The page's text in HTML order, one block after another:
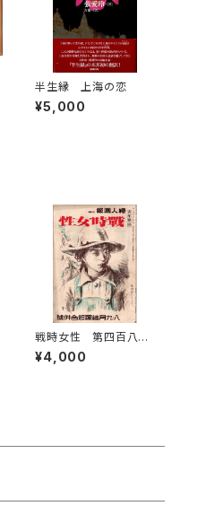
半生縁 上海の恋
¥5,000
戦時女性 第四百八十
六号 (『婦人画報』改
題)
¥4,000